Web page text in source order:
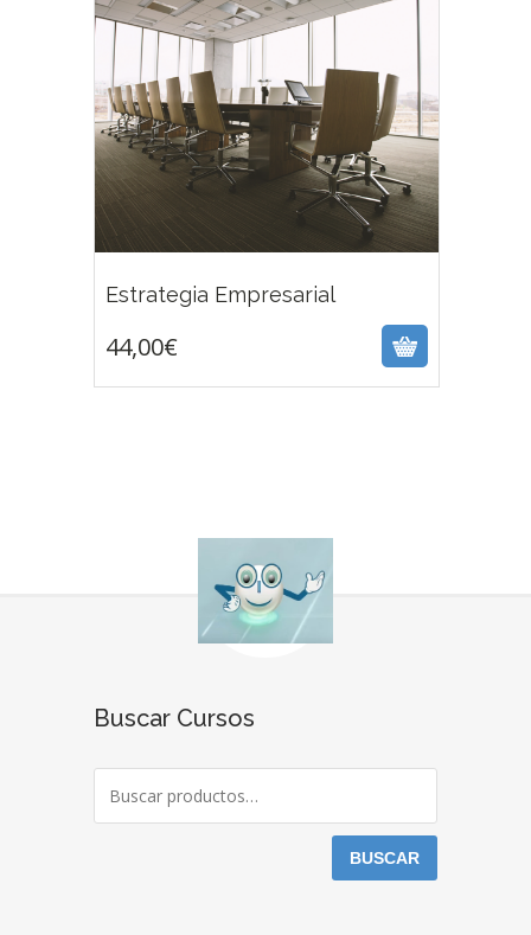
Estrategia Empresarial
44,00€
44,00€
Buscar Cursos
BUSCAR